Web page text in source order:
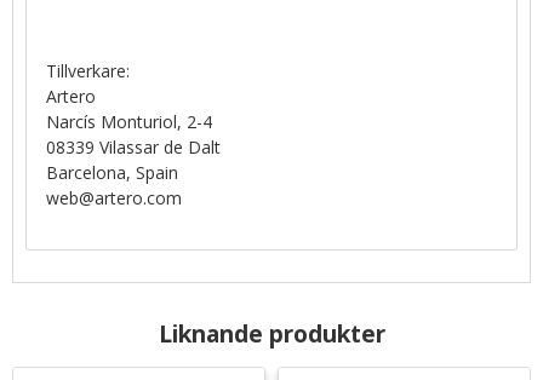
Tillverkare:
Artero
Narcís Monturiol, 2-4
08339 Vilassar de Dalt
Barcelona, Spain
web@artero.com
Liknande produkter